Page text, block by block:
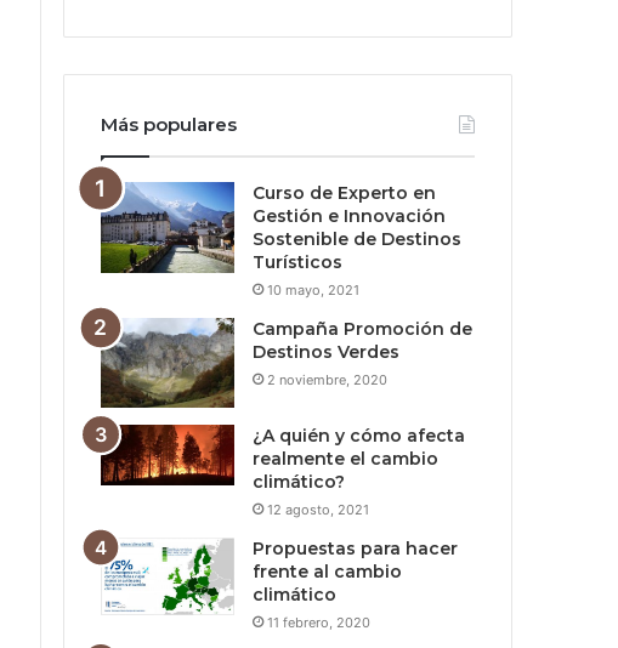
Más populares
Curso de Experto en
Gestión e Innovación
Sostenible de Destinos
Turísticos
10 mayo, 2021
Campaña Promoción de
Destinos Verdes
2 noviembre, 2020
¿A quién y cómo afecta
realmente el cambio
climático?
12 agosto, 2021
Propuestas para hacer
frente al cambio
climático
11 febrero, 2020